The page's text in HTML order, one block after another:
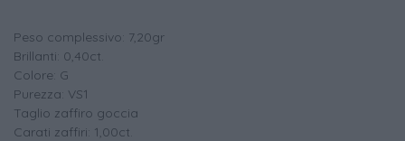
Peso complessivo: 7,20gr
Brillanti: 0,40ct.
Colore: G
Purezza: VS1
Taglio zaffiro goccia
Carati zaffiri: 1,00ct.